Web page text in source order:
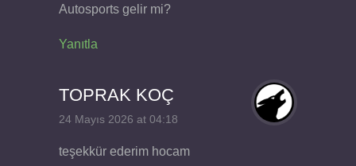
Autosports gelir mi?
Yanıtla
TOPRAK KOÇ
24 Mayıs 2026 at 04:18
teşekkür ederim hocam